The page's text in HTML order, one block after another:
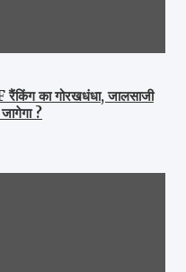
का गोरखधंधा, जालसाजी
?